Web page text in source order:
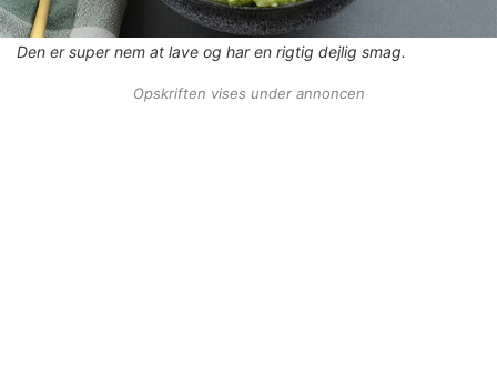
Den er super nem at lave og har en rigtig dejlig smag.
Opskriften vises under annoncen